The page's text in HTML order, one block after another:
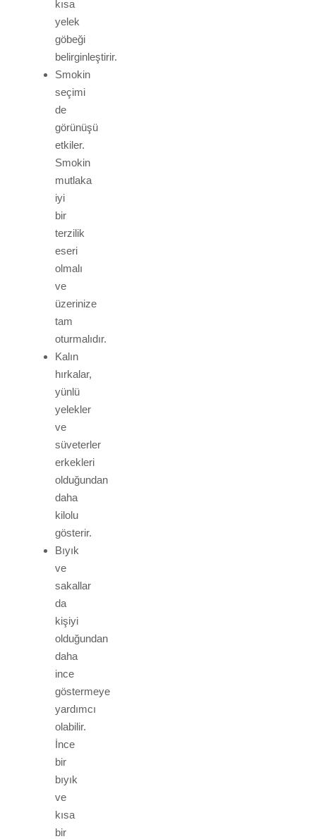
kısa
yelek
göbeği
belirginleştirir.
Smokin
seçimi
de
görünüşü
etkiler.
Smokin
mutlaka
iyi
bir
terzilik
eseri
olmalı
ve
üzerinize
tam
oturmalıdır.
Kalın
hırkalar,
yünlü
yelekler
ve
süveterler
erkekleri
olduğundan
daha
kilolu
gösterir.
Bıyık
ve
sakallar
da
kişiyi
olduğundan
daha
ince
göstermeye
yardımcı
olabilir.
İnce
bir
bıyık
ve
kısa
bir